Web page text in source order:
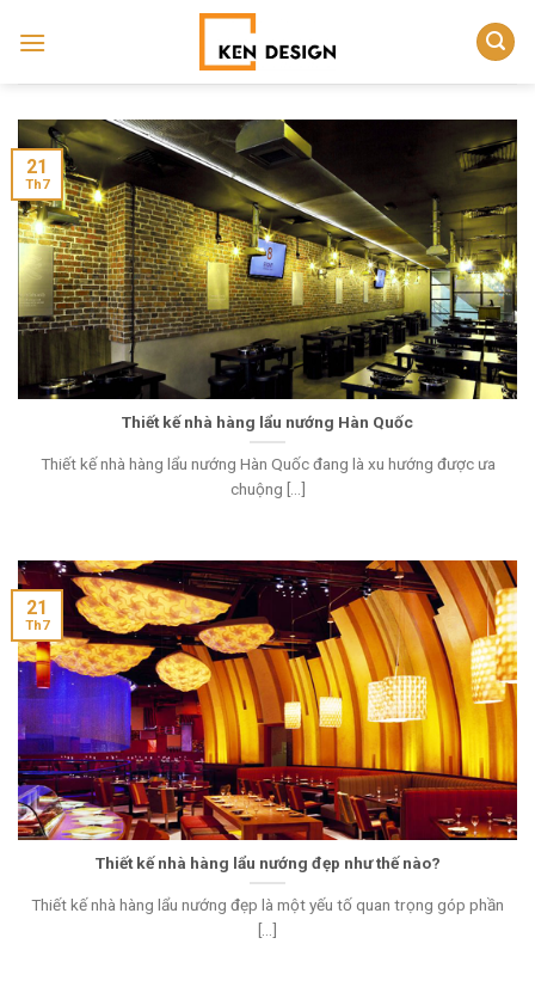
Thiết kế nhà hàng lẩu nướng Hàn Quốc
Thiết kế nhà hàng lẩu nướng Hàn Quốc đang là xu hướng được ưa
chuộng [...]
21
Th7
Thiết kế nhà hàng lẩu nướng đẹp như thế nào?
Thiết kế nhà hàng lẩu nướng đẹp là một yếu tố quan trọng góp phần
[...]
21
Th7